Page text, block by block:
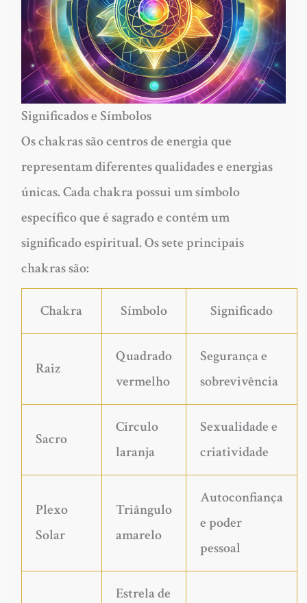
Significados e Símbolos
Os chakras são centros de energia que
representam diferentes qualidades e energias
únicas. Cada chakra possui um símbolo
específico que é sagrado e contém um
significado espiritual. Os sete principais
chakras são:
Chakra Símbolo Significado
Raiz
Quadrado
vermelho
Segurança e
sobrevivência
Sacro
Círculo
laranja
Sexualidade e
criatividade
Plexo
Solar
Triângulo
amarelo
Autoconfiança
e poder
pessoal
Estrela de